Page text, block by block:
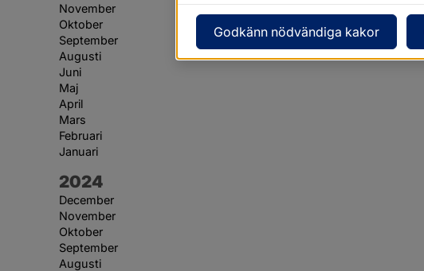
November
Oktober
September
Augusti
Juni
Maj
April
Mars
Februari
Januari
År:
2024
December
November
Oktober
September
Augusti
Godkänn nödvändiga kakor